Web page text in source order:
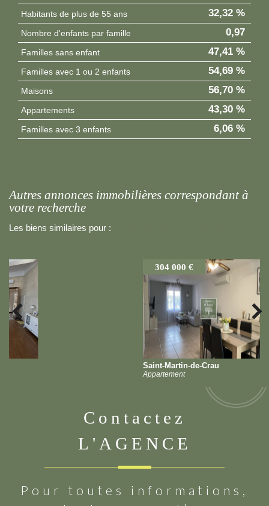
Habitants de plus de 55 ans 32,32 %
Nombre d'enfants par famille 0,97
Familles sans enfant 47,41 %
Familles avec 1 ou 2 enfants 54,69 %
Maisons 56,70 %
Appartements 43,30 %
Familles avec 3 enfants 6,06 %
autres annonces immobilières correspondant à
votre recherche
Les biens similaires pour :
Saint-Martin-de-Crau
contactez
L'AGENCE
Pour toutes informations,